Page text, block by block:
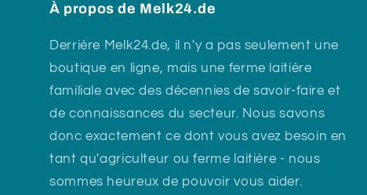
À propos de Melk24.de
Derrière Melk24.de, il n'y a pas seulement une
boutique en ligne, mais une ferme laitière
familiale avec des décennies de savoir-faire et
de connaissances du secteur. Nous savons
donc exactement ce dont vous avez besoin en
tant qu'agriculteur ou ferme laitière - nous
sommes heureux de pouvoir vous aider.